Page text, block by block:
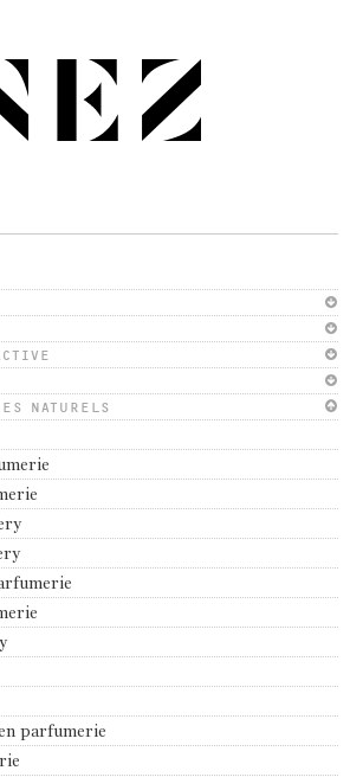
NATURELS
parfumerie